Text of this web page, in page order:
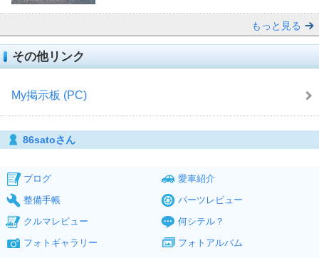
もっと見る
その他リンク
My掲示板 (PC)
86satoさん
ブログ
愛車紹介
整備手帳
パーツレビュー
クルマレビュー
何シテル？
フォトギャラリー
フォトアルバム